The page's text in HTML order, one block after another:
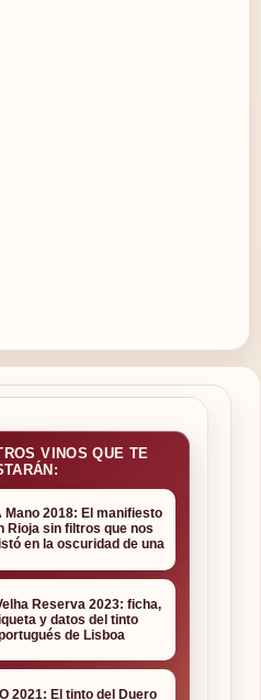
VINOS QUE TE
Mano 2018: El manifiesto
Rioja sin filtros que nos
en la oscuridad de una
Reserva 2023: ficha,
y datos del tinto
de Lisboa
2021: El tinto del Duero